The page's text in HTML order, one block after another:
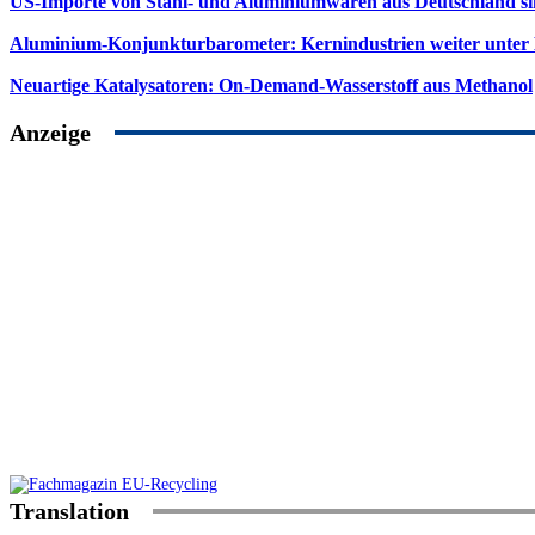
Aluminium-Konjunkturbarometer: Kernindustrien weiter unter
Neuartige Katalysatoren: On-Demand-Wasserstoff aus Methanol
Anzeige
Translation